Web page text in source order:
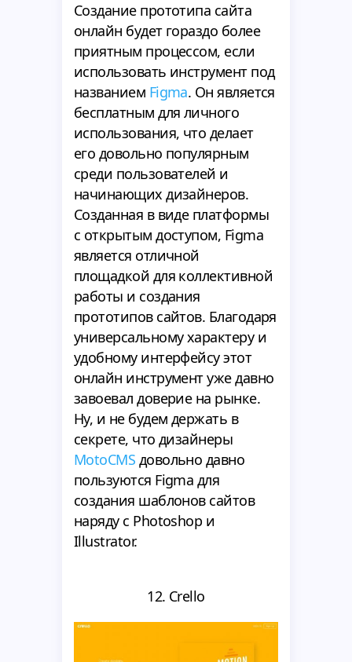
Создание прототипа сайта
онлайн будет гораздо более
приятным процессом, если
использовать инструмент под
названием Figma. Он является
бесплатным для личного
использования, что делает
его довольно популярным
среди пользователей и
начинающих дизайнеров.
Созданная в виде платформы
с открытым доступом, Figma
является отличной
площадкой для коллективной
работы и создания
прототипов сайтов. Благодаря
универсальному характеру и
удобному интерфейсу этот
онлайн инструмент уже давно
завоевал доверие на рынке.
Ну, и не будем держать в
секрете, что дизайнеры
MotoCMS довольно давно
пользуются Figma для
создания шаблонов сайтов
наряду с Photoshop и
Illustrator.
12. Crello